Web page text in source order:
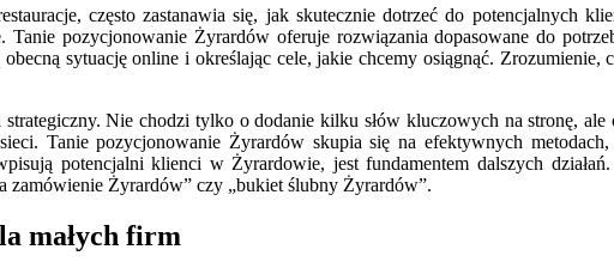
często zastanawia się, jak skutecznie dotrzeć do potencjalnych
pozycjonowanie Żyrardów oferuje rozwiązania dopasowane do
sytuację online i określając cele, jakie chcemy osiągnąć.
Nie chodzi tylko o dodanie kilku słów kluczowych na stronę, ale
Tanie pozycjonowanie Żyrardów skupia się na efektywnych
potencjalni klienci w Żyrardowie, jest fundamentem dalszych
Żyrardów” czy „bukiet ślubny Żyrardów”.
małych firm